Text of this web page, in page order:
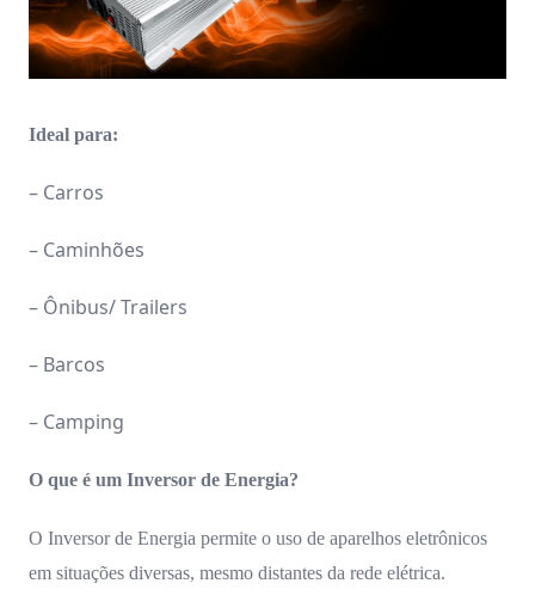
Ideal para:
– Carros
– Caminhões
– Ônibus/ Trailers
– Barcos
– Camping
O que é um Inversor de Energia?
O Inversor de Energia permite o uso de aparelhos eletrônicos
em situações diversas, mesmo distantes da rede elétrica.